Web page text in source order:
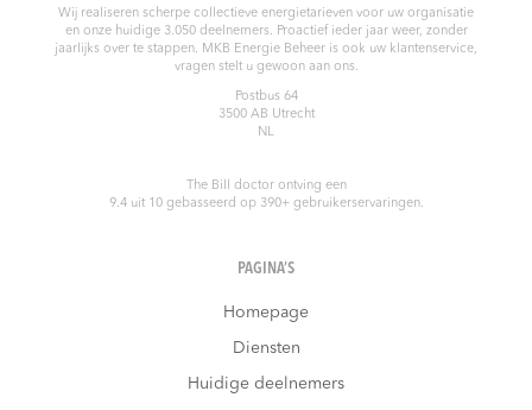
Wij realiseren scherpe collectieve energietarieven voor uw organisatie
en onze huidige 3.050 deelnemers. Proactief ieder jaar weer, zonder
jaarlijks over te stappen. MKB Energie Beheer is ook uw klantenservice,
vragen stelt u gewoon aan ons.
Postbus 64
3500 AB Utrecht
NL
The Bill doctorontving een
9.4uit 10gebasseerd op 390+ gebruikerservaringen.
PAGINA’S
Homepage
Diensten
Huidige deelnemers